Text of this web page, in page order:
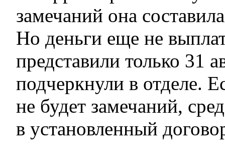
замечаний она
Но деньги еще не
представили только 31
подчеркнули в отделе.
не будет замечаний,
в установленный